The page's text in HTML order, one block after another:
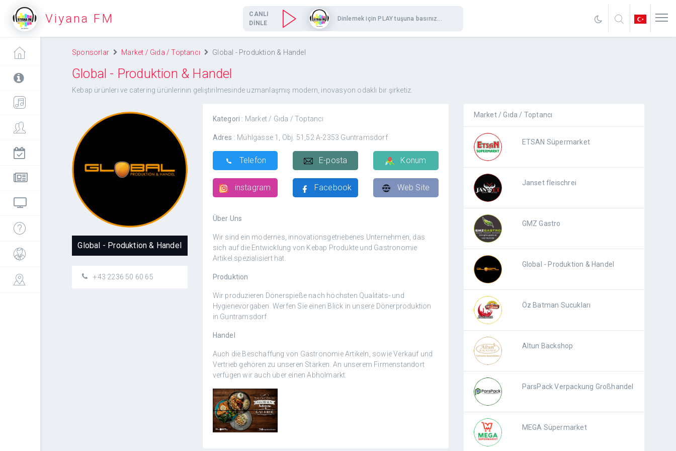
Viyana FM
CANLI
DİNLE
Dinlemek için PLAY tuşuna basınız...
Sponsorlar Market / Gıda / Toptancı Global - Produktion & Handel
Global - Produktion & Handel
Kebap ürünleri ve catering ürünlerinin geliştirilmesinde uzmanlaşmış modern, inovasyon odaklı bir şirketiz.
Global - Produktion &
Handel
Global - Produktion & Handel
+43 2236 50 60 65
Kategori : Market / Gıda / Toptancı
Adres : Mühlgasse 1, Obj. 51,52 A-2353 Guntramsdorf
Telefon E-posta Konum
instagram Facebook Web Site
Über Uns
Wir sind ein modernes, innovationsgetriebenes Unternehmen, das
sich auf die Entwicklung von Kebap Produkte und Gastronomie
Artikel spezialisiert hat.
Produktion
Wir produzieren Dönerspieße nach höchsten Qualitäts- und
Hygienevorgaben. Werfen Sie einen Blick in unsere Dönerproduktion
in Guntramsdorf.
Handel
Auch die Beschaffung von Gastronomie Artikeln, sowie Verkauf und
Vertrieb gehören zu unseren Stärken. An unserem Firmenstandort
verfügen wir auch über einen Abholmarkt.
Market / Gıda / Toptancı
ETSAN Süpermarket
Janset fleischrei
GMZ Gastro
Global - Produktion & Handel
Öz Batman Sucukları
Altun Backshop
ParsPack Verpackung Großhandel
MEGA Süpermarket